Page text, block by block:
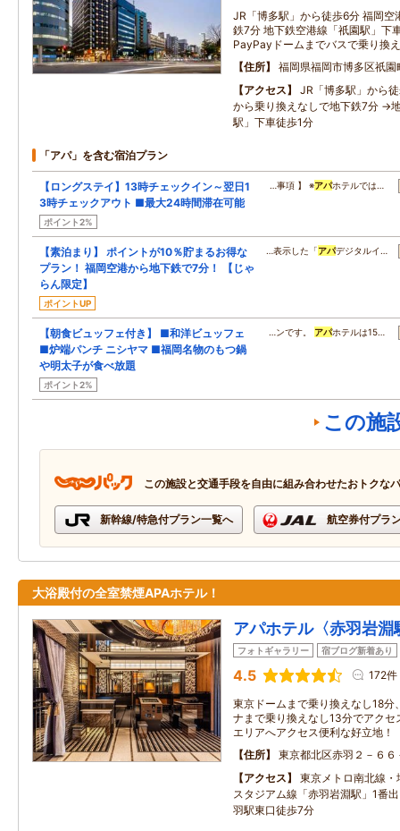
JR「博多駅」から徒歩6分 福岡空
鉄7分 地下鉄空港線「祇園駅」下
PayPayドームまでバスで乗り換
住所
福岡県福岡市博多区祇園
アクセス
JR「博多駅」から
から乗り換えなしで地下鉄7分 →
駅」下車徒歩1分
「アパ」を含む宿泊プラン
【ロングステイ】13時チェックイン～翌日1
3時チェックアウト ■最大24時間滞在可能
ポイント2%
…事項 】 ※アパホテルでは…
【素泊まり】 ポイントが10％貯まるお得な
プラン！ 福岡空港から地下鉄で7分！ 【じゃ
らん限定】
ポイントUP
…表示した「アパデジタルイ…
【朝食ビュッフェ付き】 ■和洋ビュッフェ
■炉端パンチ ニシヤマ ■福岡名物のもつ鍋
や明太子が食べ放題
ポイント2%
…ンです。 アパホテルは15…
この施
この施設と交通手段を自由に組み合わせたおトクな
新幹線/特急付プラン一覧へ 航空券付プラ
大浴殿付の全室禁煙APAホテル！
アパホテル〈赤羽岩淵
フォトギャラリー 宿ブログ新着あり
4.5 172件
東京ドームまで乗り換えなし18分
ナまで乗り換えなし13分でアク
エリアへアクセス便利な好立地！
住所
東京都北区赤羽２－６６
アクセス
東京メトロ南北線
スタジアム線「赤羽岩淵駅」1番
羽駅東口徒歩7分